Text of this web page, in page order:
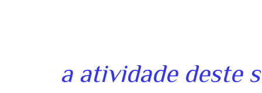
a atividade deste